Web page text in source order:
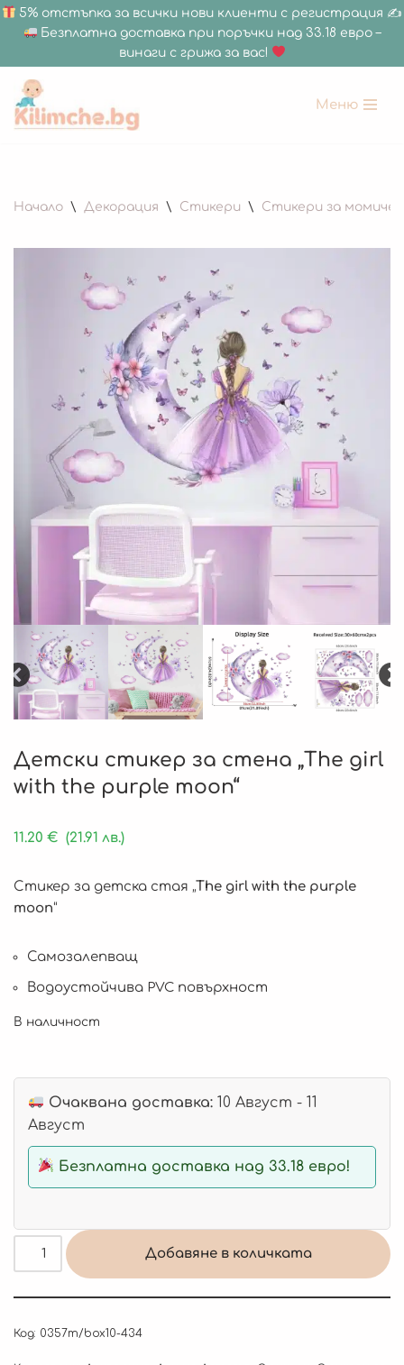
5% отстъпка за всички нови клиенти с регистрация ✍
Безплатна доставка при поръчки над 33.18 евро –
винаги с грижа за вас!
Продължете
Меню
Начало \ Декорация \ Стикери \ Стикери за момиче
Детски стикер за стена „The girl
with the purple moon“
11.20 € (21.91 лв.)
Стикер за детска стая „The girl with the purple
moon“
Самозалепващ
Водоустойчива PVC повърхност
В наличност
Очаквана доставка: 10 Август - 11
Август
Безплатна доставка над 33.18 евро!
Добавяне в количката
Код: 0357m/box10-434